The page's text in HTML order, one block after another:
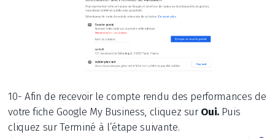
10- Afin de recevoir le compte rendu des performances de
votre fiche Google My Business, cliquez surOui. Puis
cliquez sur Terminé à l’étape suivante.